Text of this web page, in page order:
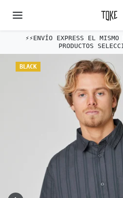
⚡️⚡️ENVÍO EXPRESS EL
PRODUCTOS
Omitir e ir a la
BLACK